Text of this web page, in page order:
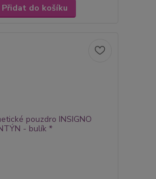
Přidat do košíku